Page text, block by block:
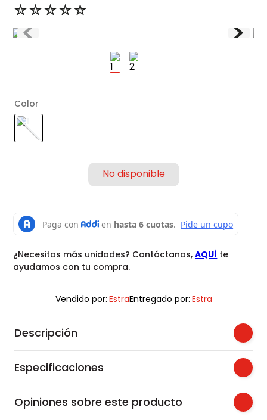
☆☆☆☆☆
Color
¿Necesitas más unidades? Contáctanos,AQUÍ te
ayudamos con tu compra.
Vendido por: EstraEntregado por: Estra
Descripción
Especificaciones
Opiniones sobre este producto